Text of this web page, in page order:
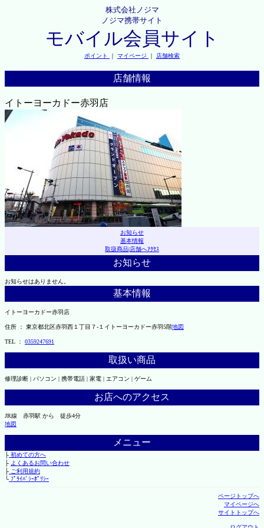
株式会社ノジマ
ノジマ携帯サイト
モバイル会員サイト
ポイント ｜ マイページ ｜ 店舗検索
店舗情報
イトーヨーカドー赤羽店
お知らせ
基本情報
取扱商品|店舗へｱｸｾｽ
お知らせ
お知らせはありません。
基本情報
イトーヨーカドー赤羽店
住所 ： 東京都北区赤羽西１丁目７-１イトーヨーカドー赤羽5階地図
TEL ： 0359247691
取扱い商品
修理診断 | パソコン | 携帯電話 | 家電 | エアコン | ゲーム
お店へのアクセス
JR線 赤羽駅 から 徒歩4分
地図
メニュー
├初めての方へ
├ よくあるお問い合わせ
├ご利用規約
└ﾌﾟﾗｲﾊﾞｼｰﾎﾟﾘｼｰ
ページトップへ
マイページへ
サイトトップへ